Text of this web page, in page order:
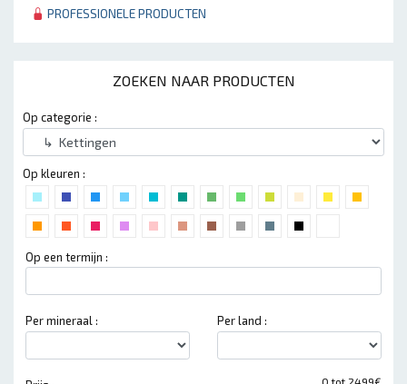
PROFESSIONELE PRODUCTEN
ZOEKEN NAAR PRODUCTEN
Op categorie :
Op kleuren :
Op een termijn :
Per mineraal : Per land :
0 tot 2499€